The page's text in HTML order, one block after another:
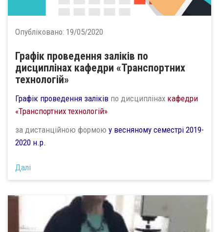
Опубліковано: 19/05/2020
Графік проведення заліків по
дисциплінах кафедри «Транспортних
технологій»
Графік проведення заліків по дисциплінах кафедри
«Транспортних технологій»
за дистанційною формою у весняному семестрі 2019-
2020 н.р.
Далі